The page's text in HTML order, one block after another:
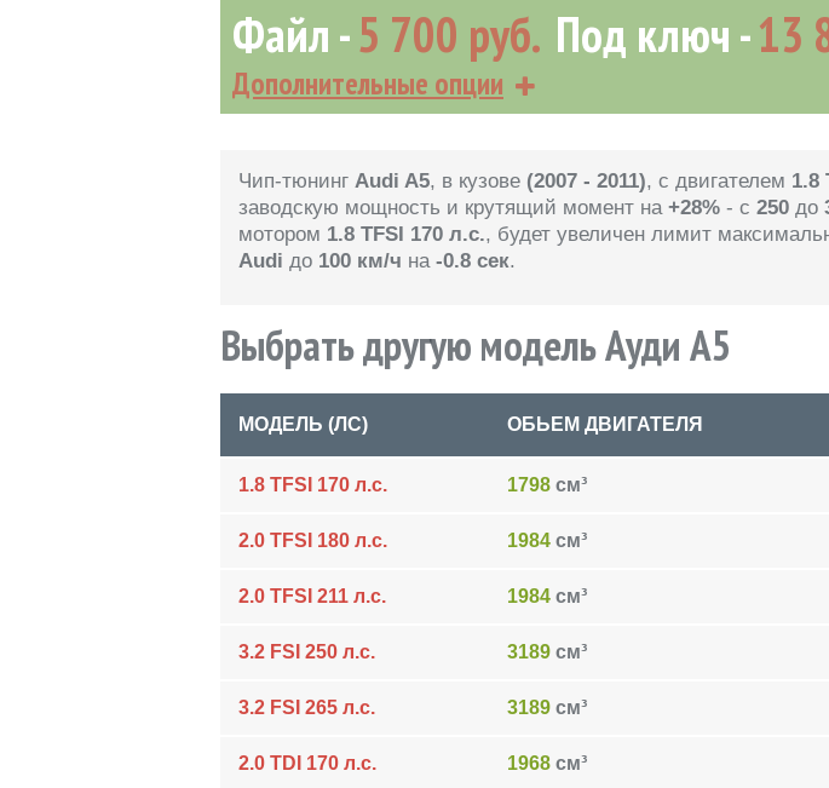
Файл 5 700 руб. Под ключ 13
Дополнительные опции
Чип-тюнинг Audi A5, в кузове (2007 - 2011), с двигателем 1.8
заводскую мощность и крутящий момент на +28% - с 250 до
мотором 1.8 TFSI 170 л.с., будет увеличен лимит
Audi до 100 км/ч на -0.8 сек.
Выбрать другую модель Ауди A5
МОДЕЛЬ (ЛС) ОБЬЕМ ДВИГАТЕЛЯ
1.8 TFSI 170 л.с. 1798 см³
2.0 TFSI 180 л.с. 1984 см³
2.0 TFSI 211 л.с. 1984 см³
3.2 FSI 250 л.с. 3189 см³
3.2 FSI 265 л.с. 3189 см³
2.0 TDI 170 л.с. 1968 см³